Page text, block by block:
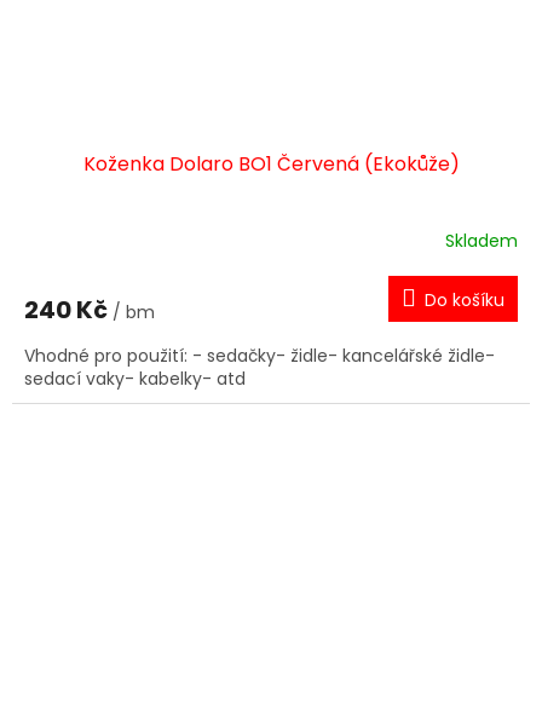
Koženka Dolaro BO1 Červená (Ekokůže)
Skladem
240 Kč / bm Do košíku
Vhodné pro použití: - sedačky- židle- kancelářské židle-
sedací vaky- kabelky- atd